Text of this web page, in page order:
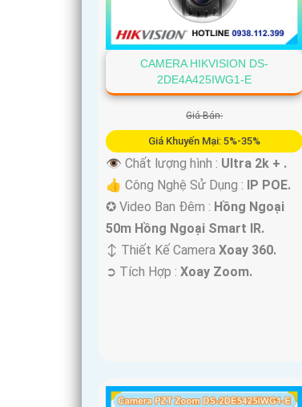
CAMERA HIKVISION DS-
2DE4A425IWG1-E
Giá Bán:
Giá Khuyến Mại: 5%-35%
👁 Chất lượng hình : Ultra 2k + .
👍 Công Nghệ Sử Dụng : IP POE.
✪ Video Ban Đêm : Hồng Ngoại
50m Hồng Ngoại Smart IR.
↕️ Thiết Kế Camera Xoay 360.
️➲ Tích Hợp : Xoay Zoom.